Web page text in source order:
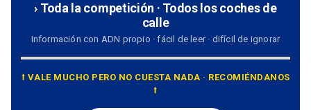
› Toda la competición · Todos los coches de
calle
Información con ADN propio · fácil de leer · difícil de ignorar
⭡ VALE MUCHO PERO NO CUESTA NADA · RECOMIÉNDANOS
⭡